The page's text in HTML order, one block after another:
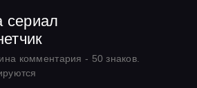
сериал
комментария - 50 знаков.